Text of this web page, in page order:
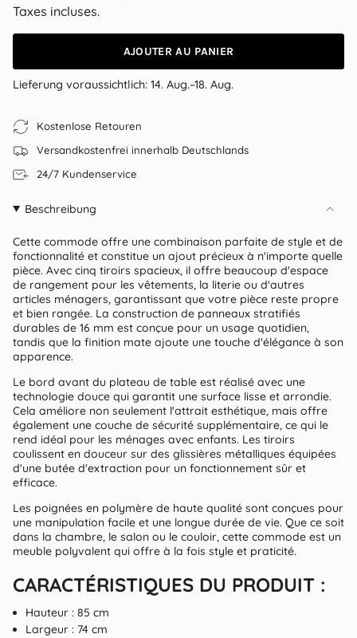
de
vente
régulier
Taxes incluses.
AJOUTER AU PANIER
Lieferung voraussichtlich: 14. Aug.–18. Aug.
Kostenlose Retouren
Versandkostenfrei innerhalb Deutschlands
24/7 Kundenservice
Beschreibung
Cette commode offre une combinaison parfaite de style et de
fonctionnalité et constitue un ajout précieux à n'importe quelle
pièce. Avec cinq tiroirs spacieux, il offre beaucoup d'espace
de rangement pour les vêtements, la literie ou d'autres
articles ménagers, garantissant que votre pièce reste propre
et bien rangée. La construction de panneaux stratifiés
durables de 16 mm est conçue pour un usage quotidien,
tandis que la finition mate ajoute une touche d'élégance à son
apparence.
Le bord avant du plateau de table est réalisé avec une
technologie douce qui garantit une surface lisse et arrondie.
Cela améliore non seulement l'attrait esthétique, mais offre
également une couche de sécurité supplémentaire, ce qui le
rend idéal pour les ménages avec enfants. Les tiroirs
coulissent en douceur sur des glissières métalliques équipées
d'une butée d'extraction pour un fonctionnement sûr et
efficace.
Les poignées en polymère de haute qualité sont conçues pour
une manipulation facile et une longue durée de vie. Que ce soit
dans la chambre, le salon ou le couloir, cette commode est un
meuble polyvalent qui offre à la fois style et praticité.
CARACTÉRISTIQUES DU PRODUIT :
Hauteur : 85 cm
Largeur : 74 cm